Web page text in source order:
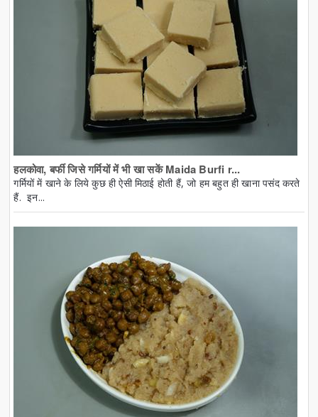
हलकोवा, बर्फी जिसे गर्मियों में भी खा सकें Maida Burfi r...
गर्मियों में खाने के लिये कुछ ही ऐसी मिठाई होती हैं, जो हम बहुत ही खाना पसंद करते
हैं. इन...